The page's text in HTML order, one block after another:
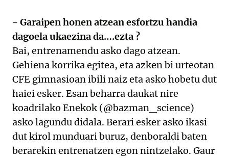
- Garaipen honen atzean esfortzu handia
dagoela ukaezina da….ezta ?
Bai, entrenamendu asko dago atzean.
Gehiena korrika egitea, eta azken bi urteotan
CFE gimnasioan ibili naiz eta asko hobetu dut
haiei esker. Esan beharra daukat nire
koadrilako Enekok (@bazman_science)
asko lagundu didala. Berari esker asko ikasi
dut kirol munduari buruz, denboraldi baten
berarekin entrenatzen egon nintzelako. Gaur